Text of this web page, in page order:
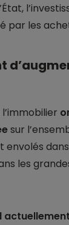
par les
sur
les